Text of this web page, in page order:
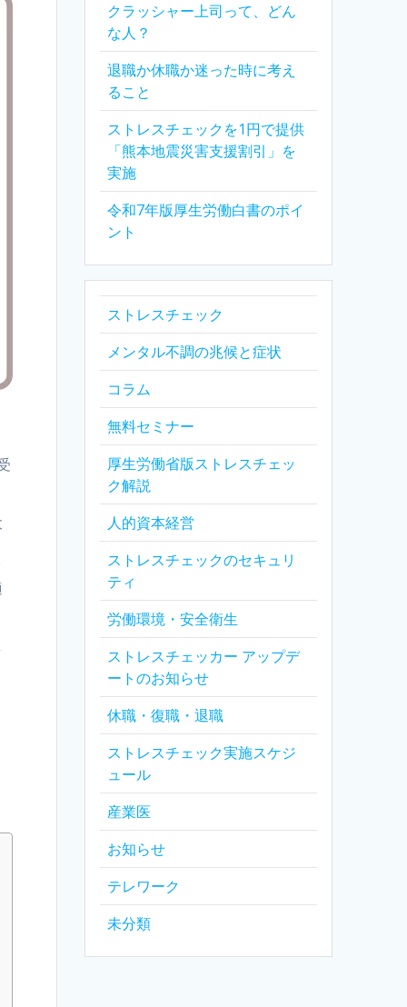
クラッシャー上司って、どん
な人？
退職か休職か迷った時に考え
ること
ストレスチェックを1円で提供
「熊本地震災害支援割引」を
実施
令和7年版厚生労働白書のポイ
ント
ストレスチェック
メンタル不調の兆候と症状
コラム
無料セミナー
厚生労働省版ストレスチェッ
ク解説
人的資本経営
ストレスチェックのセキュリ
ティ
労働環境・安全衛生
ストレスチェッカー アップデ
ートのお知らせ
休職・復職・退職
ストレスチェック実施スケジ
ュール
産業医
お知らせ
テレワーク
未分類